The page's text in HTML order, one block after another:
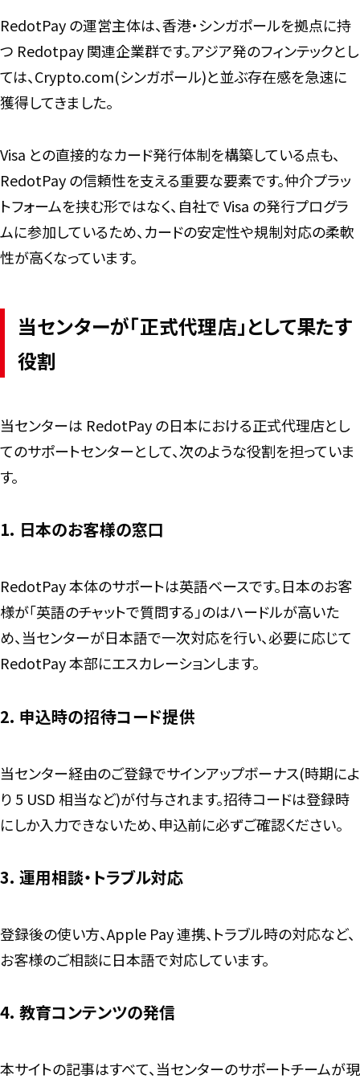
RedotPay の運営主体は、香港・シンガポールを拠点に持
つ Redotpay 関連企業群です。アジア発のフィンテックとし
ては、Crypto.com(シンガポール)と並ぶ存在感を急速に
獲得してきました。
Visa との直接的なカード発行体制を構築している点も、
RedotPay の信頼性を支える重要な要素です。仲介プラッ
トフォームを挟む形ではなく、自社で Visa の発行プログラ
ムに参加しているため、カードの安定性や規制対応の柔軟
性が高くなっています。
当センターが「正式代理店」として果たす
役割
当センターは RedotPay の日本における正式代理店とし
てのサポートセンターとして、次のような役割を担っていま
す。
1. 日本のお客様の窓口
RedotPay 本体のサポートは英語ベースです。日本のお客
様が「英語のチャットで質問する」のはハードルが高いた
め、当センターが日本語で一次対応を行い、必要に応じて
RedotPay 本部にエスカレーションします。
2. 申込時の招待コード提供
当センター経由のご登録でサインアップボーナス(時期によ
り 5 USD 相当など)が付与されます。招待コードは登録時
にしか入力できないため、申込前に必ずご確認ください。
3. 運用相談・トラブル対応
登録後の使い方、Apple Pay 連携、トラブル時の対応など、
お客様のご相談に日本語で対応しています。
4. 教育コンテンツの発信
本サイトの記事はすべて、当センターのサポートチームが現